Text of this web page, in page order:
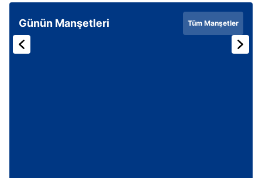
Günün Manşetleri Tüm Manşetler